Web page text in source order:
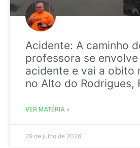
Acidente: A caminho
professora se envolve
acidente e vai a obito
no Alto do Rodrigues,
VER MATÉRIA »
29 de julho de 2026